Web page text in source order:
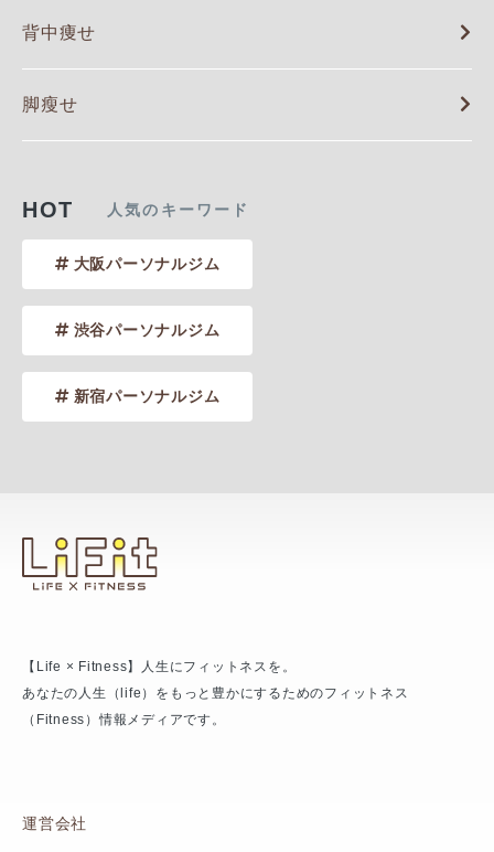
背中痩せ
脚瘦せ
HOT 人気のキーワード
大阪パーソナルジム
渋谷パーソナルジム
新宿パーソナルジム
【Life × Fitness】人生にフィットネスを。
あなたの人生（life）をもっと豊かにするためのフィットネス
（Fitness）情報メディアです。
運営会社